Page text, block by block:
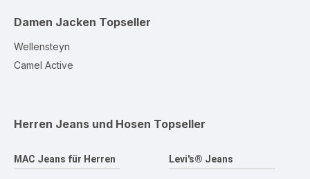
Damen Jacken Topseller
Wellensteyn
Camel Active
Herren Jeans und Hosen Topseller
MAC Jeans für Herren Levi's® Jeans